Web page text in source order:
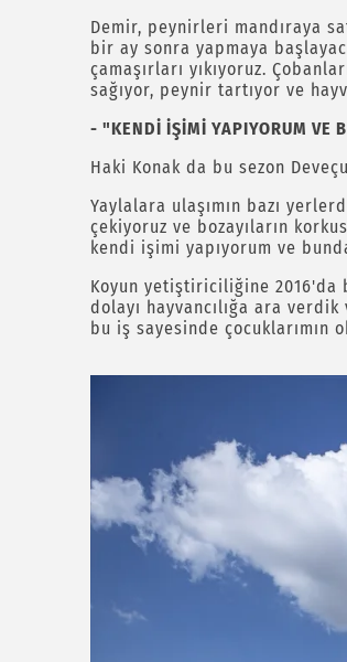
Demir, peynirleri mandıraya
bir ay sonra yapmaya
çamaşırları yıkıyoruz.
sağıyor, peynir tartıyor ve
- "KENDİ İŞİMİ YAPIYORUM VE
Haki Konak da bu sezon
Yaylalara ulaşımın bazı
çekiyoruz ve bozayıların
kendi işimi yapıyorum ve
Koyun yetiştiriciliğine 2016'da
dolayı hayvancılığa ara
bu iş sayesinde çocuklarımın